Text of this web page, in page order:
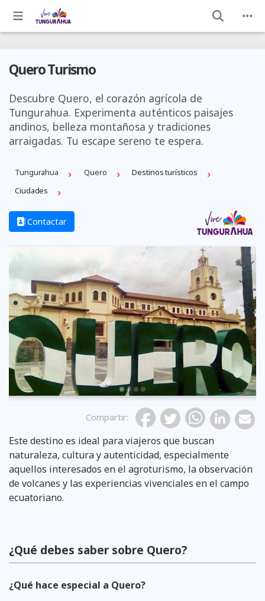
Quero Turismo
Descubre Quero, el corazón agrícola de
Tungurahua. Experimenta auténticos paisajes
andinos, belleza montañosa y tradiciones
arraigadas. Tu escape sereno te espera.
Tungurahua Quero
Destinos turísticos
Ciudades
Contactar
Previous
Compartir:
Este destino es ideal para viajeros que buscan
naturaleza, cultura y autenticidad, especialmente
aquellos interesados en el agroturismo, la observación
de volcanes y las experiencias vivenciales en el campo
ecuatoriano.
¿Qué debes saber sobre Quero?
¿Qué hace especial a Quero?